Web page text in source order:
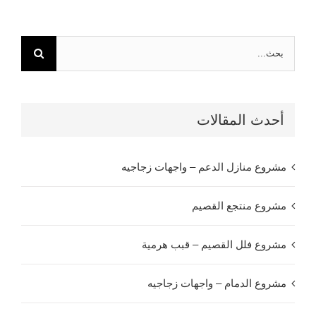
عن:
أحدث المقالات
مشروع منازل الدعم – واجهات زجاجيه
مشروع منتجع القصيم
مشروع فلل القصيم – قبب هرمية
مشروع الدمام – واجهات زجاجيه